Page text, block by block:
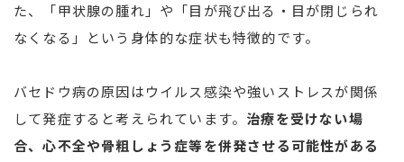
た、「甲状腺の腫れ」や「目が飛び出る・目が閉じられ
なくなる」という身体的な症状も特徴的です。
バセドウ病の原因はウイルス感染や強いストレスが関係
して発症すると考えられています。 治療を受けない場
合、心不全や骨粗しょう症等を併発させる可能性がある